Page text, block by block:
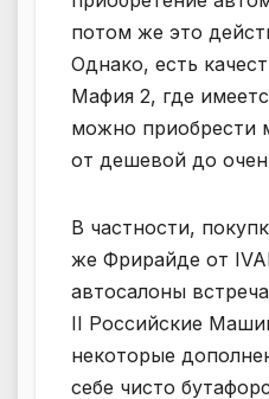
потом же это
Однако, есть
Мафия 2, где
можно
от дешевой до
В частности,
же Фрирайде от
автосалоны
II Российские
некоторые
себе чисто